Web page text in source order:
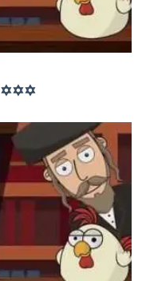
✡✡✡ בקטנה – פרשת נשא לילדים ✡✡✡